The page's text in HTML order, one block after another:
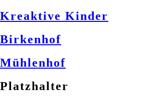
Kreaktive Kinder
Birkenhof
Mühlenhof
Platzhalter